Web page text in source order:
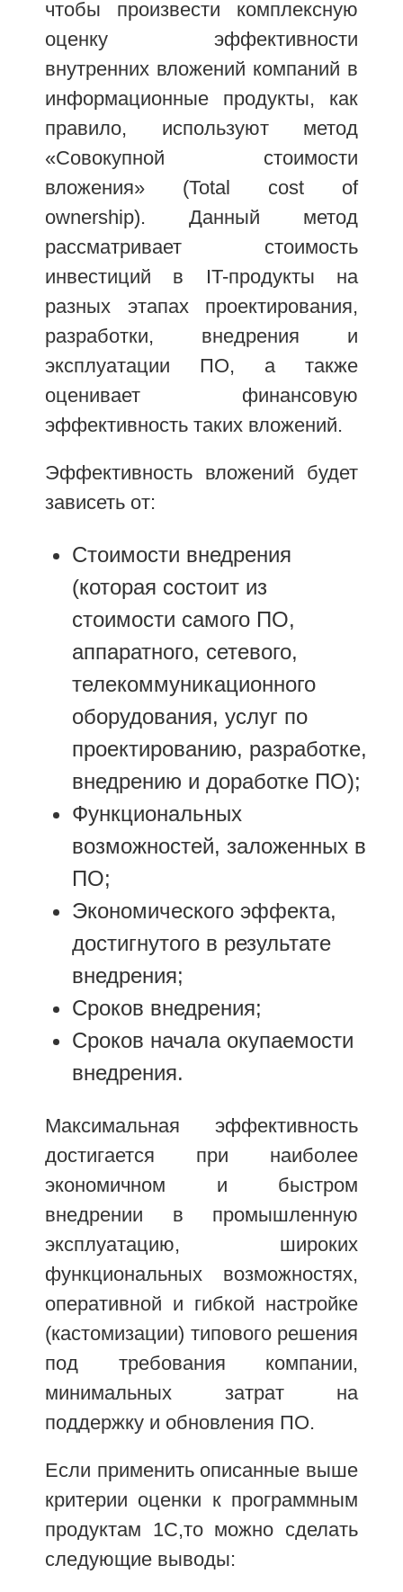
чтобы произвести комплексную
оценку эффективности
внутренних вложений компаний в
информационные продукты, как
правило, используют метод
«Совокупной стоимости
вложения» (Total cost of
ownership). Данный метод
рассматривает стоимость
инвестиций в IT-продукты на
разных этапах проектирования,
разработки, внедрения и
эксплуатации ПО, а также
оценивает финансовую
эффективность таких вложений.
Эффективность вложений будет
зависеть от:
Стоимости внедрения
(которая состоит из
стоимости самого ПО,
аппаратного, сетевого,
телекоммуникационного
оборудования, услуг по
проектированию, разработке,
внедрению и доработке ПО);
Функциональных
возможностей, заложенных в
ПО;
Экономического эффекта,
достигнутого в результате
внедрения;
Сроков внедрения;
Сроков начала окупаемости
внедрения.
Максимальная эффективность
достигается при наиболее
экономичном и быстром
внедрении в промышленную
эксплуатацию, широких
функциональных возможностях,
оперативной и гибкой настройке
(кастомизации) типового решения
под требования компании,
минимальных затрат на
поддержку и обновления ПО.
Если применить описанные выше
критерии оценки к программным
продуктам 1С,то можно сделать
следующие выводы: